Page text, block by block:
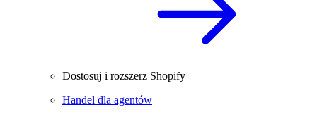
Dostosuj i rozszerz Shopify
Handel dla agentów